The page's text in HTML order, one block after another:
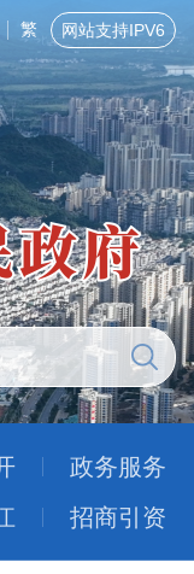
繁 网站支持IPV6
政务服务
招商引资